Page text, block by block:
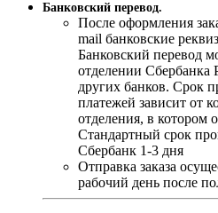
Банковский перевод.
После оформления
mail банковские
Банковский перевод
отделении Сбербанка
других банков. Срок
платежей зависит от
отделения, в котором
Стандартный срок
Сбербанк 1-3 дня
Отправка заказа
рабочий день после